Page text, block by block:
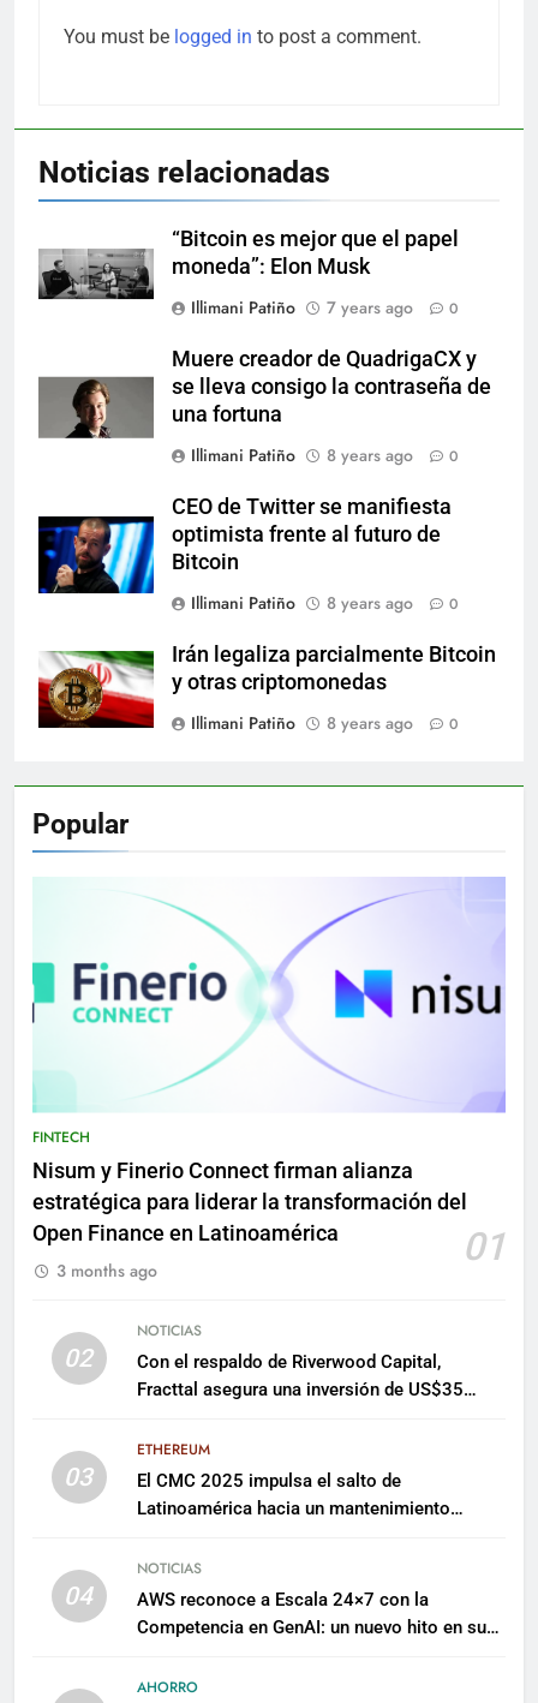
You must be logged in to post a comment.
Noticias relacionadas
“Bitcoin es mejor que el papel
moneda”: Elon Musk
Illimani Patiño
7 years ago 0
Muere creador de QuadrigaCX y
se lleva consigo la contraseña de
una fortuna
Illimani Patiño
8 years ago 0
CEO de Twitter se manifiesta
optimista frente al futuro de
Bitcoin
Illimani Patiño
8 years ago 0
Irán legaliza parcialmente Bitcoin
y otras criptomonedas
Illimani Patiño
8 years ago 0
Popular
FINTECH
Nisum y Finerio Connect firman alianza
estratégica para liderar la transformación del
Open Finance en Latinoamérica
01
3 months ago
02
NOTICIAS
Con el respaldo de Riverwood Capital,
Fracttal asegura una inversión de US$35
03
ETHEREUM
El CMC 2025 impulsa el salto de
Latinoamérica hacia un mantenimiento
04
NOTICIAS
AWS reconoce a Escala 24×7 con la
Competencia en GenAI: un nuevo hito en su
AHORRO